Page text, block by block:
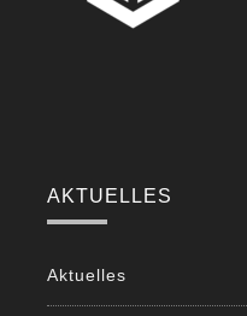
AKTUELLES
Aktuelles